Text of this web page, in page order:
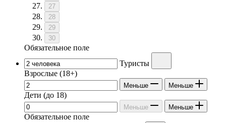
27
28
29
30
Обязательное поле
Туристы
Взрослые (18+)
Меньше Меньше
Дети (до 18)
Меньше Меньше
Обязательное поле